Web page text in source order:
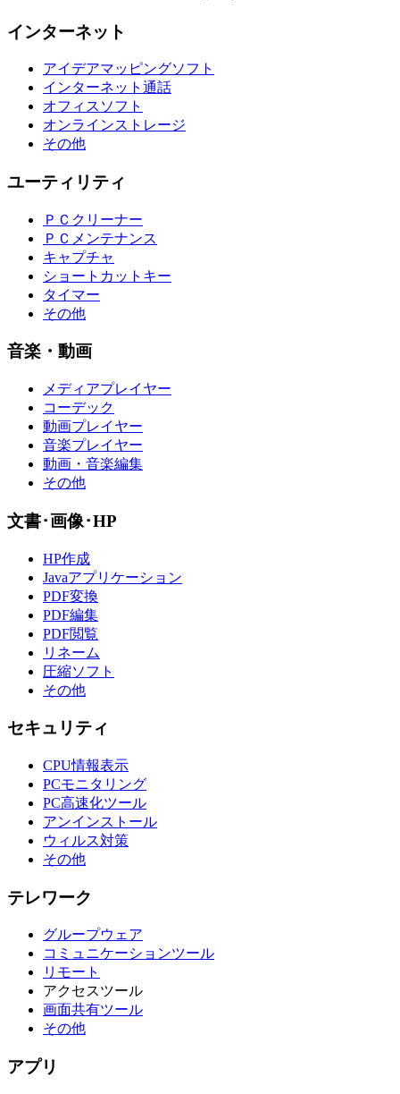
インターネット
アイデアマッピングソフト
インターネット通話
オフィスソフト
オンラインストレージ
その他
ユーティリティ
ＰＣクリーナー
ＰＣメンテナンス
キャプチャ
ショートカットキー
タイマー
その他
音楽・動画
メディアプレイヤー
コーデック
動画プレイヤー
音楽プレイヤー
動画・音楽編集
その他
文書･画像･HP
HP作成
Javaアプリケーション
PDF変換
PDF編集
PDF閲覧
リネーム
圧縮ソフト
その他
セキュリティ
CPU情報表示
PCモニタリング
PC高速化ツール
アンインストール
ウィルス対策
その他
テレワーク
グループウェア
コミュニケーションツール
リモート
アクセスツール
画面共有ツール
その他
アプリ